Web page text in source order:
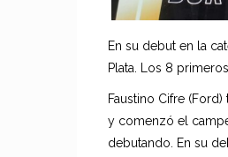
En su debut en la
Plata. Los 8
Faustino Cifre
y comenzó el
debutando. En su